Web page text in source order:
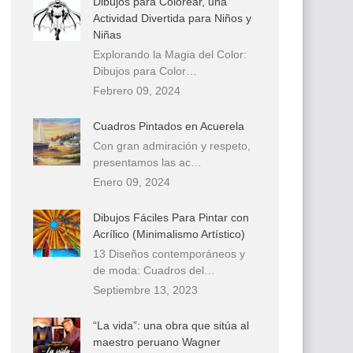
Actividad Divertida para Niños y
Niñas
Explorando la Magia del Color:
Dibujos para Color…
Febrero 09, 2024
Cuadros Pintados en Acuerela
Con gran admiración y respeto,
presentamos las ac…
Enero 09, 2024
Dibujos Fáciles Para Pintar con
Acrílico (Minimalismo Artístico)
13 Diseños contemporáneos y
de moda: Cuadros del…
Septiembre 13, 2023
“La vida”: una obra que sitúa al
maestro peruano Wagner